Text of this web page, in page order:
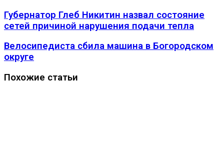
Губернатор Глеб Никитин назвал состояние
сетей причиной нарушения подачи тепла
Велосипедиста сбила машина в Богородском
округе
Похожие статьи